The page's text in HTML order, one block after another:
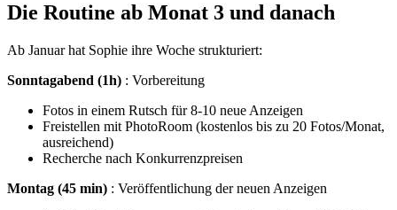
Die Routine ab Monat 3 und danach
Ab Januar hat Sophie ihre Woche strukturiert:
Sonntagabend (1h) : Vorbereitung
Fotos in einem Rutsch für 8-10 neue Anzeigen
Freistellen mit PhotoRoom (kostenlos bis zu 20 Fotos/Monat,
ausreichend)
Recherche nach Konkurrenzpreisen
Montag (45 min) : Veröffentlichung der neuen Anzeigen